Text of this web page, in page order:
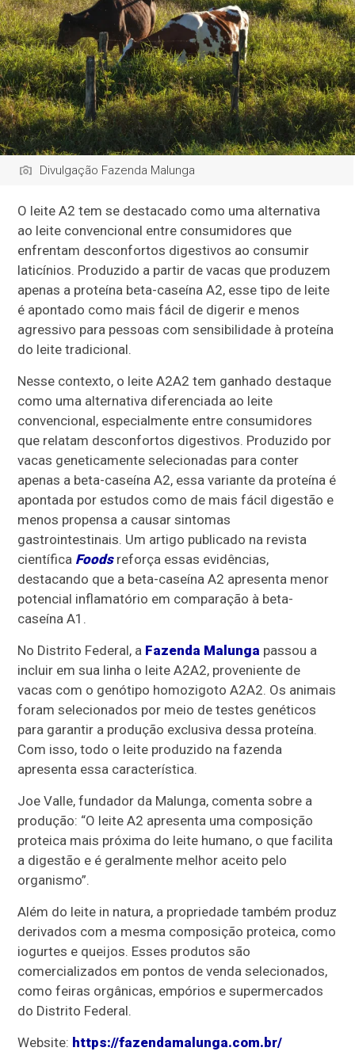
Divulgação Fazenda Malunga
O leite A2 tem se destacado como uma alternativa
ao leite convencional entre consumidores que
enfrentam desconfortos digestivos ao consumir
laticínios. Produzido a partir de vacas que produzem
apenas a proteína beta-caseína A2, esse tipo de leite
é apontado como mais fácil de digerir e menos
agressivo para pessoas com sensibilidade à proteína
do leite tradicional.
Nesse contexto, o leite A2A2 tem ganhado destaque
como uma alternativa diferenciada ao leite
convencional, especialmente entre consumidores
que relatam desconfortos digestivos. Produzido por
vacas geneticamente selecionadas para conter
apenas a beta-caseína A2, essa variante da proteína é
apontada por estudos como de mais fácil digestão e
menos propensa a causar sintomas
gastrointestinais. Um artigo publicado na revista
científica Foodsreforça essas evidências,
destacando que a beta-caseína A2 apresenta menor
potencial inflamatório em comparação à beta-
caseína A1.
No Distrito Federal, a Fazenda Malunga passou a
incluir em sua linha o leite A2A2, proveniente de
vacas com o genótipo homozigoto A2A2. Os animais
foram selecionados por meio de testes genéticos
para garantir a produção exclusiva dessa proteína.
Com isso, todo o leite produzido na fazenda
apresenta essa característica.
Joe Valle, fundador da Malunga, comenta sobre a
produção: “O leite A2 apresenta uma composição
proteica mais próxima do leite humano, o que facilita
a digestão e é geralmente melhor aceito pelo
organismo”.
Além do leite in natura, a propriedade também produz
derivados com a mesma composição proteica, como
iogurtes e queijos. Esses produtos são
comercializados em pontos de venda selecionados,
como feiras orgânicas, empórios e supermercados
do Distrito Federal.
Website: https://fazendamalunga.com.br/